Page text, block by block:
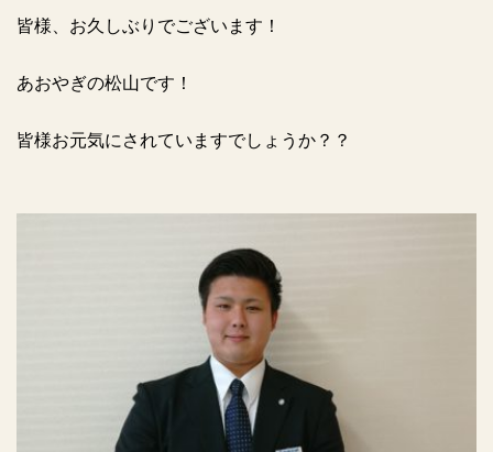
皆様、お久しぶりでございます！
あおやぎの松山です！
皆様お元気にされていますでしょうか？？